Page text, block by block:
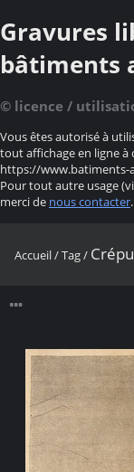
Gravures
bâtiments
© licence /
Vous êtes autorisé à
tout affichage en ligne
https://www.batiments-
Pour tout autre usage
merci de nous contacter.
Accueil/Tag/